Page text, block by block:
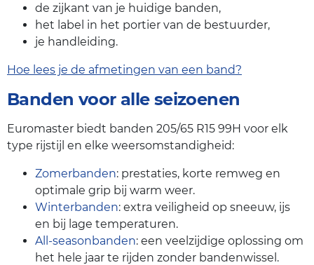
de zijkant van je huidige banden,
het label in het portier van de bestuurder,
je handleiding.
Hoe lees je de afmetingen van een band?
Banden voor alle seizoenen
Euromaster biedt banden 205/65 R15 99H voor elk
type rijstijl en elke weersomstandigheid:
Zomerbanden: prestaties, korte remweg en
optimale grip bij warm weer.
Winterbanden: extra veiligheid op sneeuw, ijs
en bij lage temperaturen.
All-seasonbanden: een veelzijdige oplossing om
het hele jaar te rijden zonder bandenwissel.